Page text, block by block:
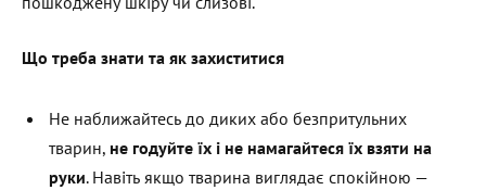
Що треба знати та як захиститися
Не наближайтесь до диких або безпритульних
тварин, не годуйте їх і не намагайтеся їх взяти на
руки. Навіть якщо тварина виглядає спокійною —